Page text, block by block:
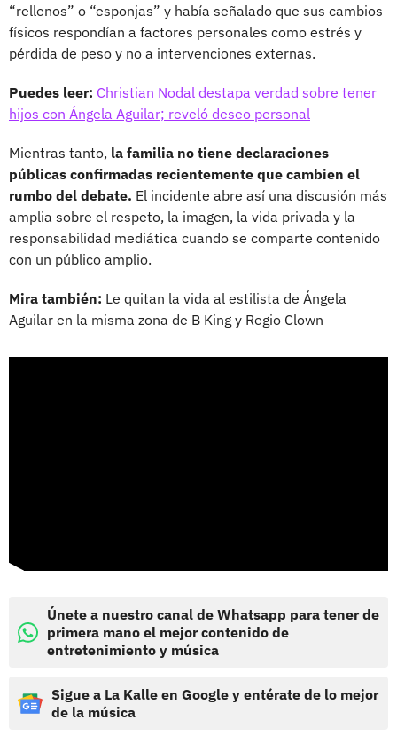
“rellenos” o “esponjas” y había señalado que sus cambios
físicos respondían a factores personales como estrés y
pérdida de peso y no a intervenciones externas.
Puedes leer: Christian Nodal destapa verdad sobre tener
hijos con Ángela Aguilar; reveló deseo personal
Mientras tanto, la familia no tiene declaraciones
públicas confirmadas recientemente que cambien el
rumbo del debate. El incidente abre así una discusión más
amplia sobre el respeto, la imagen, la vida privada y la
responsabilidad mediática cuando se comparte contenido
con un público amplio.
Mira también: Le quitan la vida al estilista de Ángela
Aguilar en la misma zona de B King y Regio Clown
Únete a nuestro canal de Whatsapp para tener de
primera mano el mejor contenido de
entretenimiento y música
Sigue a La Kalle en Google y entérate de lo mejor
de la música